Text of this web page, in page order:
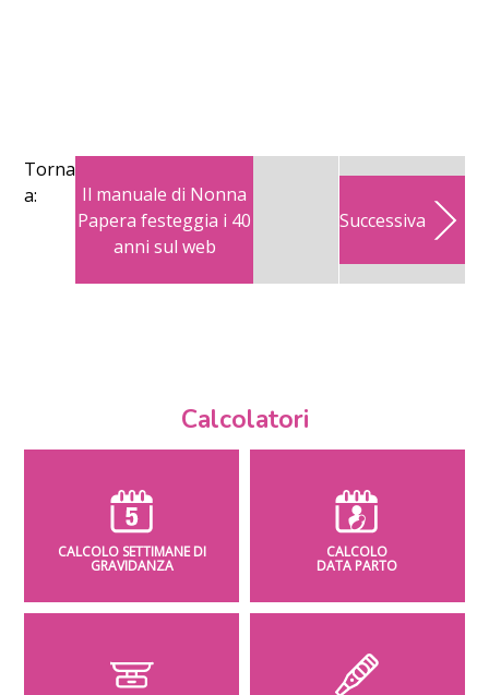
Torna
a:
Il manuale di Nonna
Papera festeggia i 40
anni sul web
Successiva
Calcolatori
CALCOLO SETTIMANE DI
GRAVIDANZA
CALCOLO
DATA PARTO